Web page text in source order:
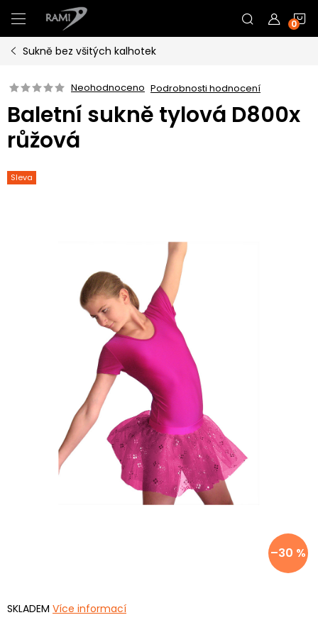
na
obsah
Sukně bez všitých kalhotek
Neohodnoceno Podrobnosti hodnocení
Baletní sukně tylová D800x
růžová
Sleva
–30 %
SKLADEM Více informací